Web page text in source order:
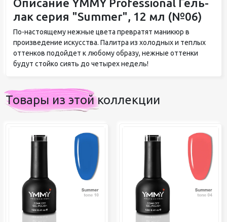
Описание YMMY Professional Гель-
лак серия "Summer", 12 мл (№06)
По-настоящему нежные цвета превратят маникюр в
произведение искусства. Палитра из холодных и теплых
оттенков подойдет к любому образу, нежные оттенки
будут стойко сиять до четырех недель!
Товары из этой коллекции